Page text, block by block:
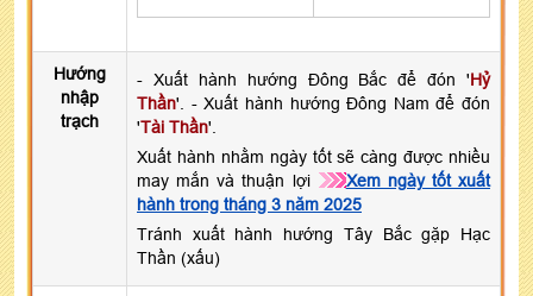
Hướng
nhập
trạch
- Xuất hành hướng Đông Bắc để đón 'Hỷ
Thần'. - Xuất hành hướng Đông Nam để đón
'Tài Thần'.
Xuất hành nhằm ngày tốt sẽ càng được nhiều
may mắn và thuận lợi
Xem ngày tốt xuất
hành trong tháng 3 năm 2025
Tránh xuất hành hướng Tây Bắc gặp Hạc
Thần (xấu)